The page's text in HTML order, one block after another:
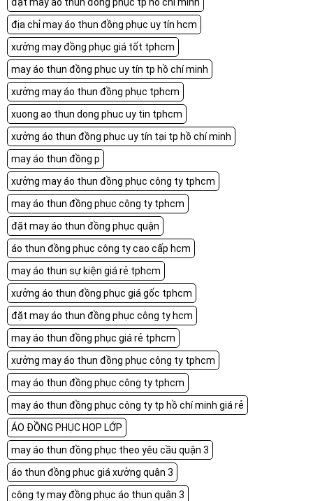
địa chỉ may áo thun đồng phục uy tín hcm
xưởng may đồng phục giá tốt tphcm
may áo thun đồng phục uy tín tp hồ chí minh
xưởng may áo thun đồng phục tphcm
xuong ao thun dong phuc uy tin tphcm
xưởng áo thun đồng phục uy tín tại tp hồ chí minh
may áo thun đồng p
xưởng may áo thun đồng phục công ty tphcm
may áo thun đồng phục công ty tphcm
đặt may áo thun đồng phục quận
áo thun đồng phục công ty cao cấp hcm
may áo thun sự kiện giá rẻ tphcm
xưởng áo thun đồng phục giá gốc tphcm
đặt may áo thun đồng phục công ty hcm
may áo thun đồng phục giá rẻ tphcm
xưởng may áo thun đồng phục công ty tphcm
may áo thun đồng phục công ty tphcm
may áo thun đồng phục công ty tp hồ chí minh giá rẻ
ÁO ĐỒNG PHỤC HOP LỚP
may áo thun đồng phục theo yêu cầu quận 3
áo thun đồng phục giá xưởng quận 3
công ty may đồng phục áo thun quận 3